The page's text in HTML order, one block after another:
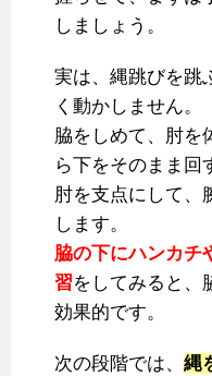
しましょう。
実は、縄跳びを跳
く動かしません。
脇をしめて、肘を
ら下をそのまま回
肘を支点にして、
します。
脇の下にハンカチ
習をしてみると、
効果的です。
次の段階では、 縄